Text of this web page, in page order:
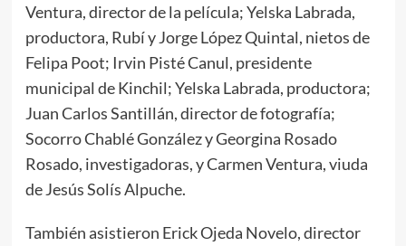
Ventura, director de la película; Yelska Labrada,
productora, Rubí y Jorge López Quintal, nietos de
Felipa Poot; Irvin Pisté Canul, presidente
municipal de Kinchil; Yelska Labrada, productora;
Juan Carlos Santillán, director de fotografía;
Socorro Chablé González y Georgina Rosado
Rosado, investigadoras, y Carmen Ventura, viuda
de Jesús Solís Alpuche.
También asistieron Erick Ojeda Novelo, director